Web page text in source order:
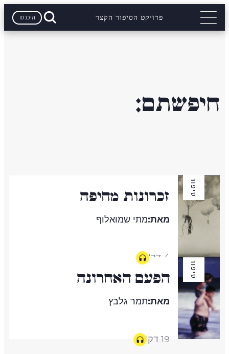
פרויקט הסיפור הקצר היכנסו
חיפשתם:
סיפור זכרונות מחיפה
מאת:מתי שמואלוף
4 דק'
סיפור הפעם האחרונה
מאת:תמר גלבץ
19 דק'